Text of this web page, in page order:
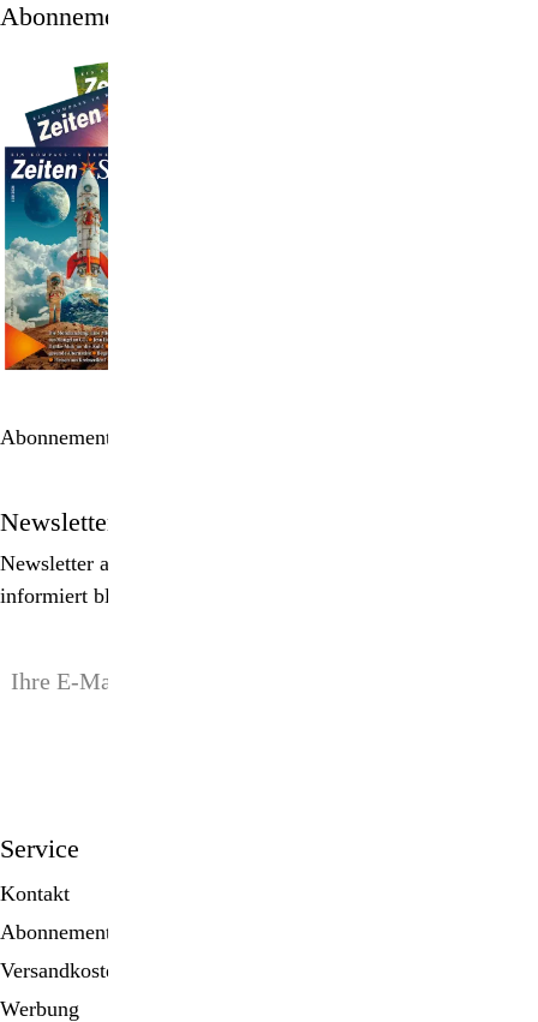
Abonnement
Abonnement bestellen
Newsletter
Newsletter abonnieren, Spezialangebote erhalten und
informiert bleiben!
Service
Kontakt
Abonnement
Versandkosten
Werbung